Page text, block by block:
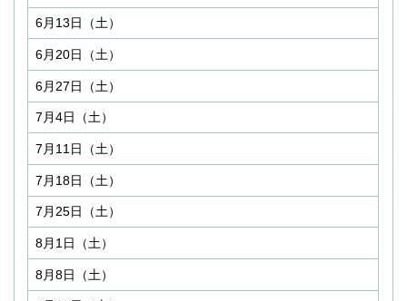
6月13日（土）
6月20日（土）
6月27日（土）
7月4日（土）
7月11日（土）
7月18日（土）
7月25日（土）
8月1日（土）
8月8日（土）